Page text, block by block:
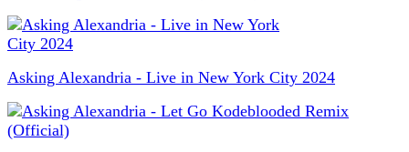
Asking Alexandria - Live in New York City 2024